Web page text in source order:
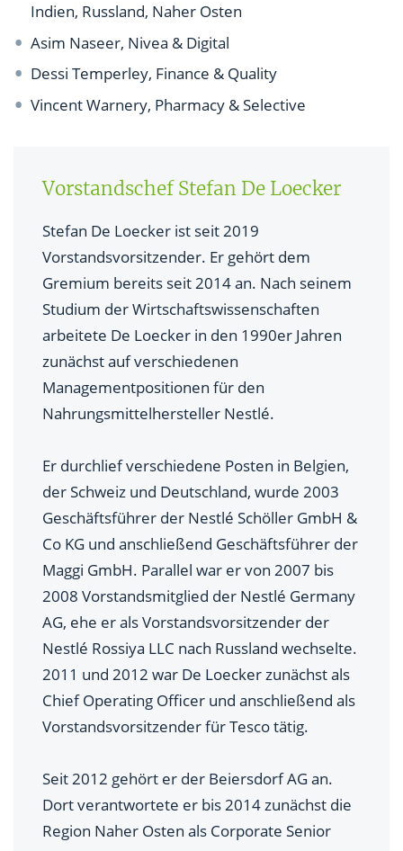
Indien, Russland, Naher Osten
Asim Naseer, Nivea & Digital
Dessi Temperley, Finance & Quality
Vincent Warnery, Pharmacy & Selective
Vorstandschef Stefan De Loecker
Stefan De Loecker ist seit 2019
Vorstandsvorsitzender. Er gehört dem
Gremium bereits seit 2014 an. Nach seinem
Studium der Wirtschaftswissenschaften
arbeitete De Loecker in den 1990er Jahren
zunächst auf verschiedenen
Managementpositionen für den
Nahrungsmittelhersteller Nestlé.
Er durchlief verschiedene Posten in Belgien,
der Schweiz und Deutschland, wurde 2003
Geschäftsführer der Nestlé Schöller GmbH &
Co KG und anschließend Geschäftsführer der
Maggi GmbH. Parallel war er von 2007 bis
2008 Vorstandsmitglied der Nestlé Germany
AG, ehe er als Vorstandsvorsitzender der
Nestlé Rossiya LLC nach Russland wechselte.
2011 und 2012 war De Loecker zunächst als
Chief Operating Officer und anschließend als
Vorstandsvorsitzender für Tesco tätig.
Seit 2012 gehört er der Beiersdorf AG an.
Dort verantwortete er bis 2014 zunächst die
Region Naher Osten als Corporate Senior